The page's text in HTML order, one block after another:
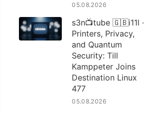
05.08.2026
s3n📺tube 🇬🇧i11l ·
Printers, Privacy,
and Quantum
Security: Till
Kamppeter Joins
Destination Linux
477
05.08.2026